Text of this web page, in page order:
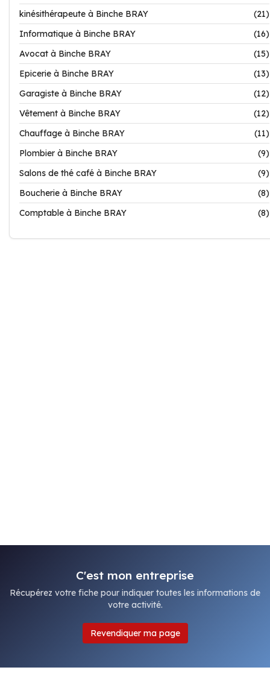
kinésithérapeute à Binche BRAY
(21)
Informatique à Binche BRAY
(16)
Avocat à Binche BRAY
(15)
Epicerie à Binche BRAY
(13)
Garagiste à Binche BRAY
(12)
Vêtement à Binche BRAY
(12)
Chauffage à Binche BRAY
(11)
Plombier à Binche BRAY
(9)
Salons de thé café à Binche BRAY
(9)
Boucherie à Binche BRAY
(8)
Comptable à Binche BRAY
(8)
C'est mon entreprise
Récupérez votre fiche pour indiquer toutes les informations de
votre activité.
Revendiquer ma page